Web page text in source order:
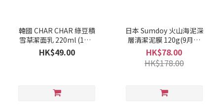
韓國 CHAR CHAR 綠豆積
雪草潔面乳 220ml (1套2
支)(10月上旬)
HK$49.00
日本 Sumdoy 火山海泥深
層清潔泥膜 120g(9月上
旬)
HK$78.00
HK$178.00